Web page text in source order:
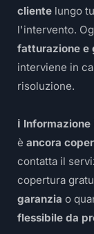
cliente lungo
l'intervento.
fatturazione e
interviene in
risoluzione.
ℹ️
èancora
contatta il
copertura
garanzia o
flessibile da